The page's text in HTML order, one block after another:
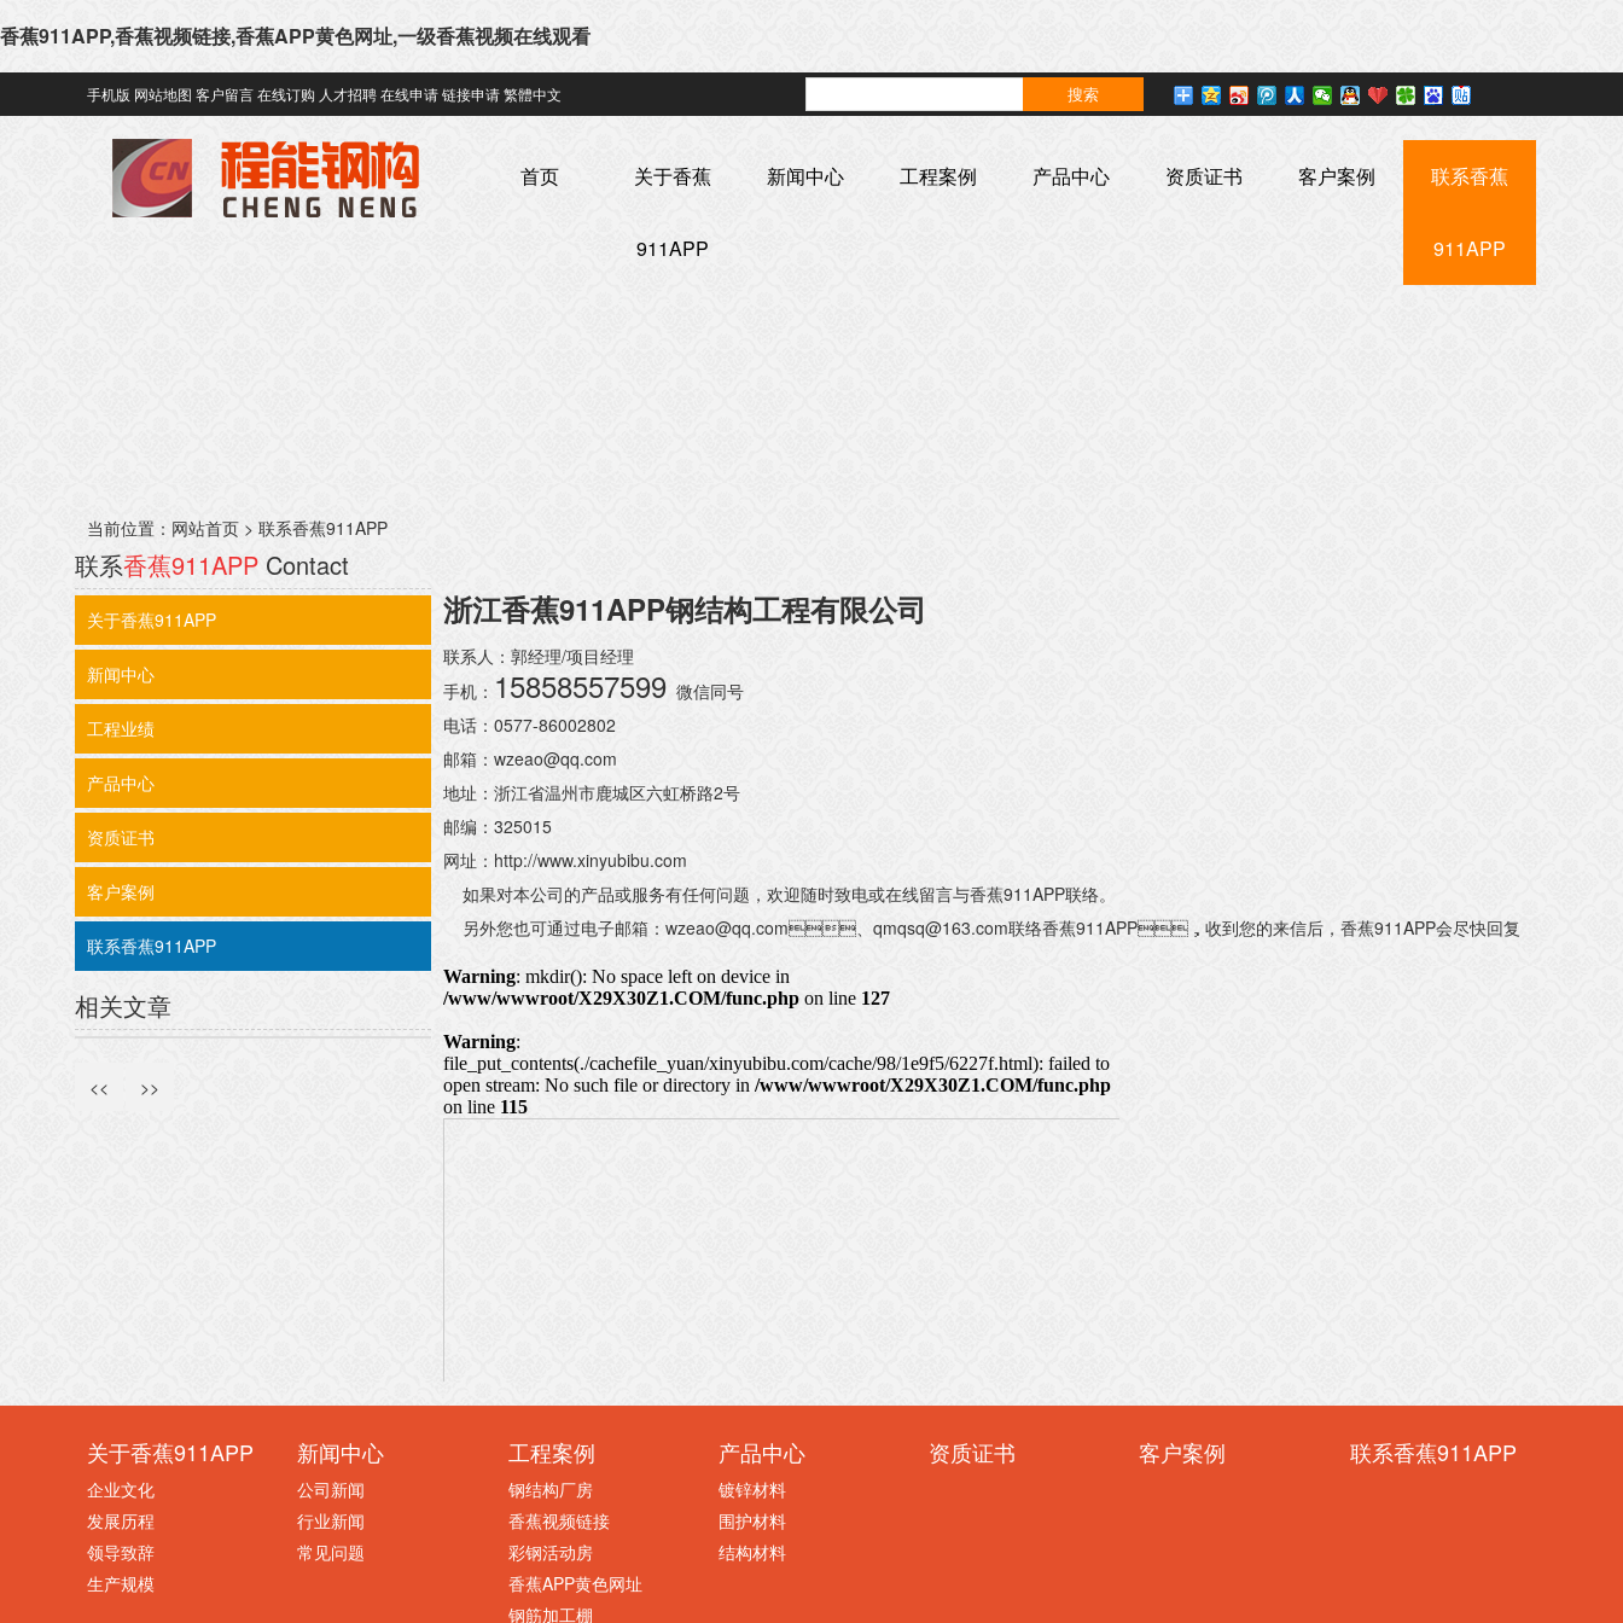
香蕉911APP,香蕉视频链接,香蕉APP黄色网址,一级香蕉视频在线观看
手机版 网站地图 客户留言在线订购 人才招聘在线申请链接申请繁體中文
联系香蕉
911APP
客户案例
资质证书
产品中心
工程案例
新闻中心
关于香蕉
911APP
首页
当前位置： 网站首页 > 联系香蕉911APP
联系香蕉911APP Contact
关于香蕉911APP
新闻中心
工程业绩
产品中心
资质证书
客户案例
联系香蕉911APP
相关文章
<< >>
浙江香蕉911APP钢结构工程有限公司
联系人：郭经理/项目经理
手机： 15858557599 微信同号
电话：0577-86002802
邮箱：wzeao@qq.com
地址：浙江省温州市鹿城区六虹桥路2号
邮编：325015
网址：http://www.xinyubibu.com
如果对本公司的产品或服务有任何问题，欢迎随时致电或在线留言与香蕉911APP联络。
另外您也可通过电子邮箱：wzeao@qq.com、qmqsq@163.com联络香蕉911APP，收到您的来信后，香蕉911APP会尽快回复
关于香蕉911APP
企业文化
发展历程
领导致辞
生产规模
新闻中心
公司新闻
行业新闻
常见问题
工程案例
钢结构厂房
香蕉视频链接
彩钢活动房
香蕉APP黄色网址
钢筋加工棚
产品中心
镀锌材料
围护材料
结构材料
资质证书 客户案例 联系香蕉911APP